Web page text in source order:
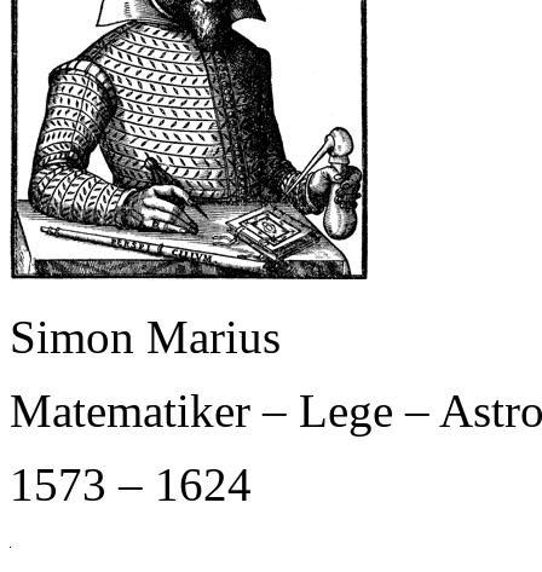
Simon Marius
Matematiker – Lege –
1573 – 1624